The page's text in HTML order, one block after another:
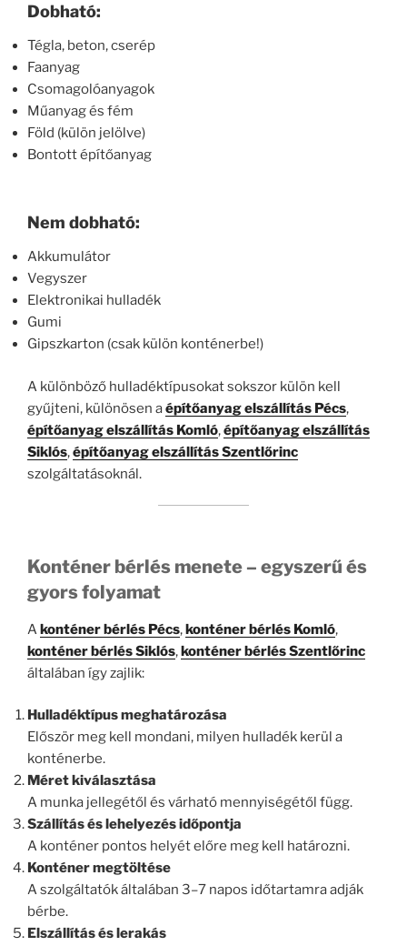
Dobható:
Tégla, beton, cserép
Faanyag
Csomagolóanyagok
Műanyag és fém
Föld (külön jelölve)
Bontott építőanyag
Nem dobható:
Akkumulátor
Vegyszer
Elektronikai hulladék
Gumi
Gipszkarton (csak külön konténerbe!)
A különböző hulladéktípusokat sokszor külön kell
gyűjteni, különösen aépítőanyag elszállítás Pécs,
építőanyag elszállítás Komló,építőanyag elszállítás
Siklós,építőanyag elszállítás Szentlőrinc
szolgáltatásoknál.
Konténer bérlés menete – egyszerű és
gyors folyamat
Akonténer bérlés Pécs,konténer bérlés Komló,
konténer bérlés Siklós,konténer bérlés Szentlőrinc
általában így zajlik:
Hulladéktípus meghatározása
Először meg kell mondani, milyen hulladék kerül a
konténerbe.
Méret kiválasztása
A munka jellegétől és várható mennyiségétől függ.
Szállítás és lehelyezés időpontja
A konténer pontos helyét előre meg kell határozni.
Konténer megtöltése
A szolgáltatók általában 3–7 napos időtartamra adják
bérbe.
Elszállítás és lerakás